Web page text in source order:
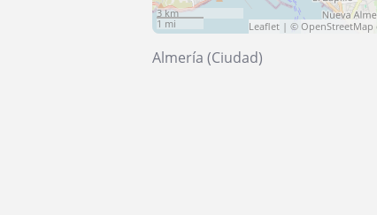
3 km
1 mi
Leaflet | ©OpenStreetMap
Almería (Ciudad)